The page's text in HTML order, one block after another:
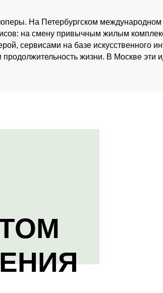
На Петербургском
на смену привычным жилым
сервисами на базе искусственного
жизни. В Москве